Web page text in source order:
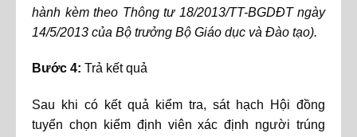
hành kèm theo Thông tư 18/2013/TT-BGDĐT ngày
14/5/2013 của Bộ trưởng Bộ Giáo dục và Đào tạo).
Bước 4: Trả kết quả
Sau khi có kết quả kiểm tra, sát hạch Hội đồng
tuyển chọn kiểm định viên xác định người trúng